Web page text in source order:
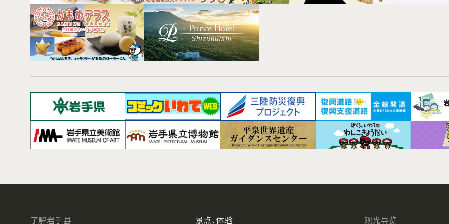
了解岩手县 景点、体验 观光导览